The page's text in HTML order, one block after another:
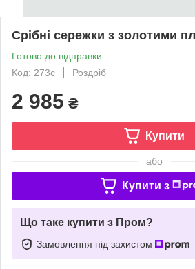
Срібні сережки з золотими
Готово до відправки
Код: 273с
Роздріб
2 985 ₴
Купити
або
Купити з
Що таке купити з Пром?
Замовлення під захистом